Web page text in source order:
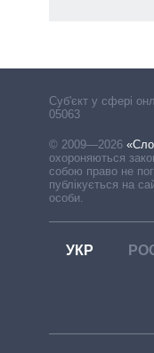
Cуб'єкт у сфері
05063
© 2009—2026
охороняються
собою право не
публікується на
особи.
УКР